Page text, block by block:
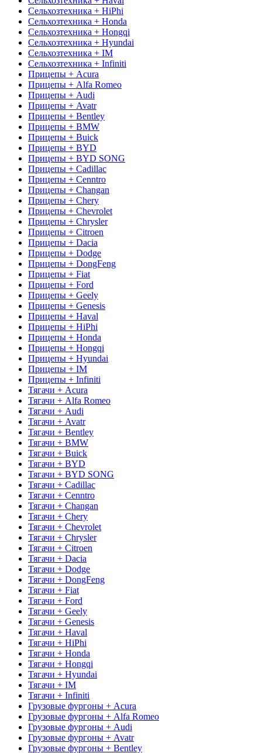
Сельхозтехника + HiPhi
Сельхозтехника + Honda
Сельхозтехника + Hongqi
Сельхозтехника + Hyundai
Сельхозтехника + IM
Сельхозтехника + Infiniti
Прицепы + Acura
Прицепы + Alfa Romeo
Прицепы + Audi
Прицепы + Avatr
Прицепы + Bentley
Прицепы + BMW
Прицепы + Buick
Прицепы + BYD
Прицепы + BYD SONG
Прицепы + Cadillac
Прицепы + Cenntro
Прицепы + Changan
Прицепы + Chery
Прицепы + Chevrolet
Прицепы + Chrysler
Прицепы + Citroen
Прицепы + Dacia
Прицепы + Dodge
Прицепы + DongFeng
Прицепы + Fiat
Прицепы + Ford
Прицепы + Geely
Прицепы + Genesis
Прицепы + Haval
Прицепы + HiPhi
Прицепы + Honda
Прицепы + Hongqi
Прицепы + Hyundai
Прицепы + IM
Прицепы + Infiniti
Тягачи + Acura
Тягачи + Alfa Romeo
Тягачи + Audi
Тягачи + Avatr
Тягачи + Bentley
Тягачи + BMW
Тягачи + Buick
Тягачи + BYD
Тягачи + BYD SONG
Тягачи + Cadillac
Тягачи + Cenntro
Тягачи + Changan
Тягачи + Chery
Тягачи + Chevrolet
Тягачи + Chrysler
Тягачи + Citroen
Тягачи + Dacia
Тягачи + Dodge
Тягачи + DongFeng
Тягачи + Fiat
Тягачи + Ford
Тягачи + Geely
Тягачи + Genesis
Тягачи + Haval
Тягачи + HiPhi
Тягачи + Honda
Тягачи + Hongqi
Тягачи + Hyundai
Тягачи + IM
Тягачи + Infiniti
Грузовые фургоны + Acura
Грузовые фургоны + Alfa Romeo
Грузовые фургоны + Audi
Грузовые фургоны + Avatr
Грузовые фургоны + Bentley